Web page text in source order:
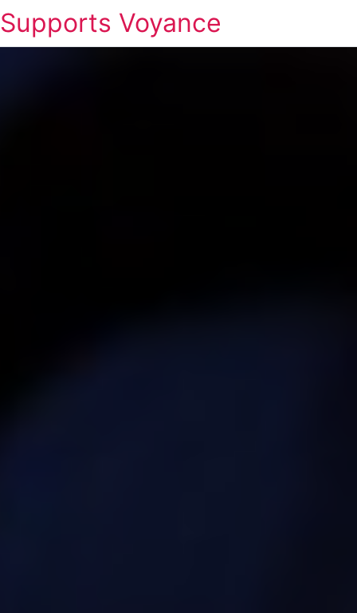
Supports Voyance